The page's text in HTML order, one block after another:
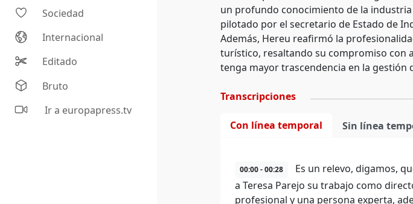
Sociedad
Internacional
Editado
Bruto
Ir a europapress.tv
un profundo conocimiento de la
pilotado por el secretario de Estado de
Además, Hereu reafirmó la
turístico, resaltando su compromiso con
tenga mayor trascendencia en la gestión
Transcripciones
Con línea temporal Sin línea
00:00 - 00:28
Es un relevo, digamos,
a Teresa Parejo su trabajo como
profesional y una persona experta,